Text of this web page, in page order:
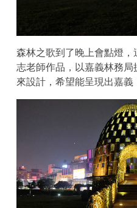
森林之歌到了晚上會點燈
志老師作品，以嘉義林務
來設計，希望能呈現出嘉義